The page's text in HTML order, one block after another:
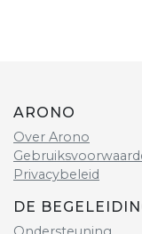
ARONO
Over Arono
Privacybeleid
DE